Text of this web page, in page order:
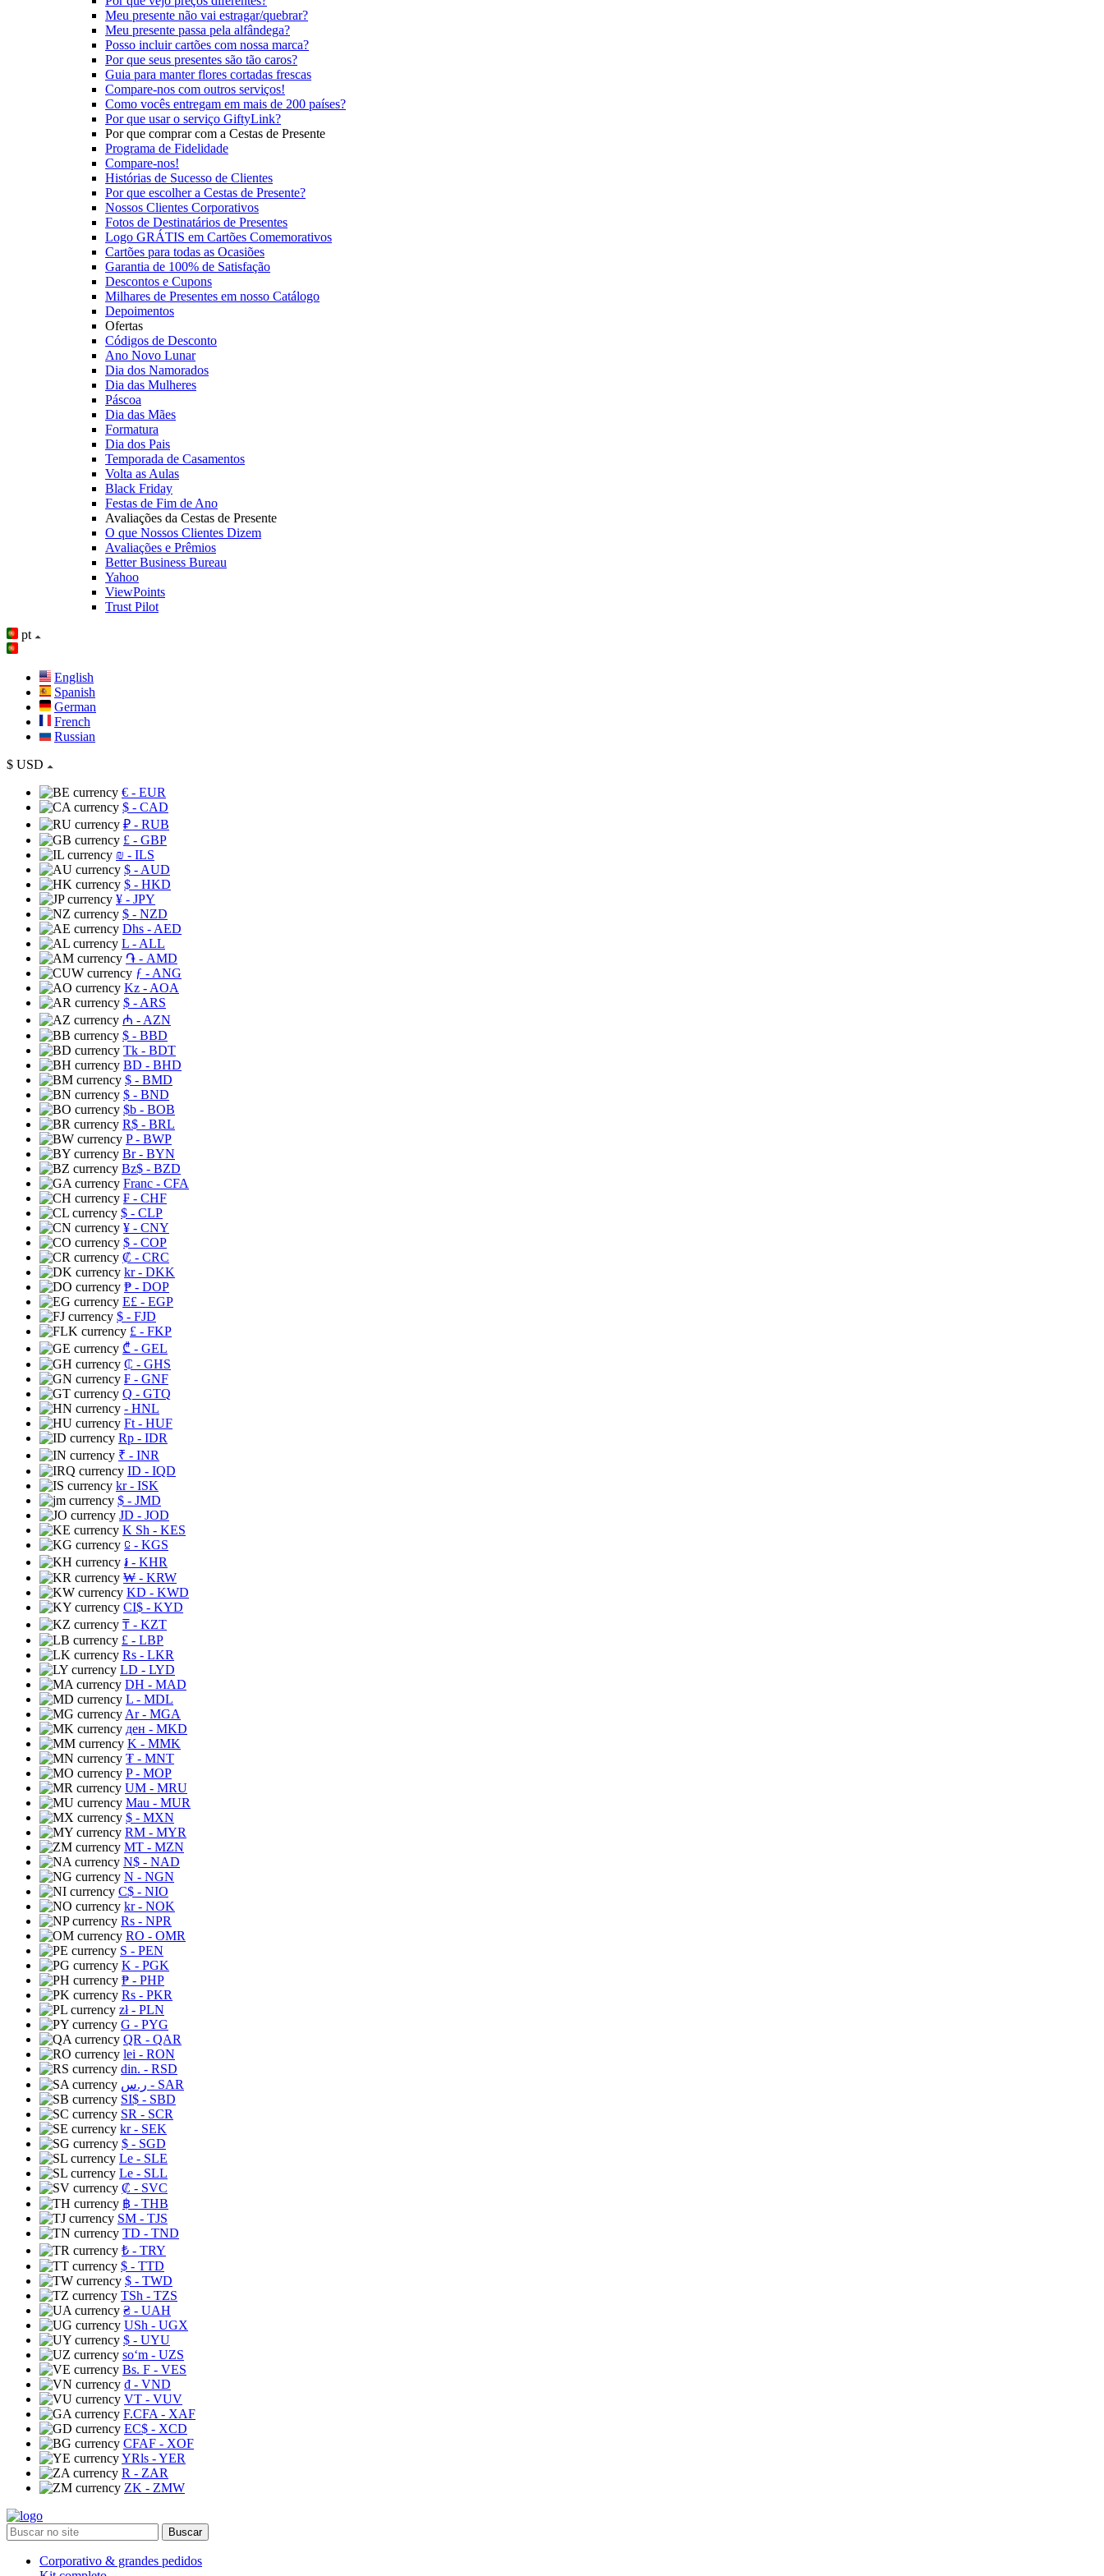
Meu presente não vai estragar/quebrar?
Meu presente passa pela alfândega?
Posso incluir cartões com nossa marca?
Por que seus presentes são tão caros?
Guia para manter flores cortadas frescas
Compare-nos com outros serviços!
Como vocês entregam em mais de 200 países?
Por que usar o serviço GiftyLink?
Por que comprar com a Cestas de Presente
Programa de Fidelidade
Compare-nos!
Histórias de Sucesso de Clientes
Por que escolher a Cestas de Presente?
Nossos Clientes Corporativos
Fotos de Destinatários de Presentes
Logo GRÁTIS em Cartões Comemorativos
Cartões para todas as Ocasiões
Garantia de 100% de Satisfação
Descontos e Cupons
Milhares de Presentes em nosso Catálogo
Depoimentos
Ofertas
Códigos de Desconto
Ano Novo Lunar
Dia dos Namorados
Dia das Mulheres
Páscoa
Dia das Mães
Formatura
Dia dos Pais
Temporada de Casamentos
Volta as Aulas
Black Friday
Festas de Fim de Ano
Avaliações da Cestas de Presente
O que Nossos Clientes Dizem
Avaliações e Prêmios
Better Business Bureau
Yahoo
ViewPoints
Trust Pilot
pt
English
Spanish
German
French
Russian
$ USD
€ - EUR
$ - CAD
₽ - RUB
£ - GBP
₪ - ILS
$ - AUD
$ - HKD
¥ - JPY
$ - NZD
Dhs - AED
L - ALL
֏ - AMD
ƒ - ANG
Kz - AOA
$ - ARS
₼ - AZN
$ - BBD
Tk - BDT
BD - BHD
$ - BMD
$ - BND
$b - BOB
R$ - BRL
P- BWP
Br- BYN
Bz$ - BZD
Franc - CFA
₣ - CHF
$ - CLP
¥ - CNY
$ - COP
₡ - CRC
kr- DKK
₱ - DOP
E£ - EGP
$ - FJD
£ - FKP
₾ - GEL
₵ - GHS
₣ - GNF
Q - GTQ
- HNL
Ft - HUF
Rp - IDR
₹ - INR
ID - IQD
kr- ISK
$ - JMD
JD - JOD
K Sh - KES
⃀ - KGS
៛ - KHR
₩ - KRW
KD - KWD
CI$ - KYD
₸ - KZT
£ - LBP
Rs - LKR
LD - LYD
DH - MAD
L - MDL
Ar- MGA
ден - MKD
K - MMK
₮ - MNT
P- MOP
UM - MRU
Mau - MUR
$ - MXN
RM - MYR
MT - MZN
N$ - NAD
N - NGN
C$ - NIO
kr- NOK
Rs - NPR
RO - OMR
S - PEN
K - PGK
₱ - PHP
Rs - PKR
zł- PLN
G - PYG
QR - QAR
lei - RON
din. - RSD
ر.س - SAR
SI$ - SBD
SR - SCR
kr- SEK
$ - SGD
Le - SLE
Le - SLL
₡ - SVC
฿ - THB
ЅМ - TJS
TD - TND
₺ - TRY
$ - TTD
$ - TWD
TSh - TZS
₴ - UAH
USh - UGX
$ - UYU
soʻm - UZS
Bs. F - VES
₫ - VND
VT - VUV
F.CFA - XAF
EC$ - XCD
CFAF - XOF
YRls - YER
R - ZAR
ZK - ZMW
Buscar
Corporativo & grandes pedidos